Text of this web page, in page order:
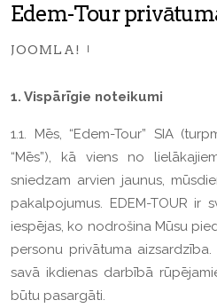
Edem-Tour
JOOMLA!
1. Vispārīgie noteikumi
1.1. Mēs, “Edem-Tour” SIA
“Mēs”), kā viens no
sniedzam arvien jaunus,
pakalpojumus. EDEM-TOUR ir
iespējas, ko nodrošina Mūsu
personu privātuma
savā ikdienas darbībā
būtu pasargāti.